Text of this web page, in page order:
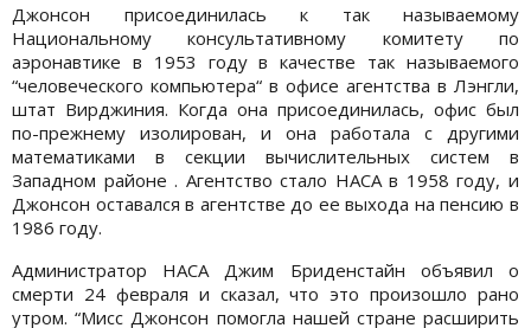
Джонсон присоединилась к так называемому
Национальному консультативному комитету по
аэронавтике в 1953 году в качестве так называемого
“человеческого компьютера“ в офисе агентства в Лэнгли,
штат Вирджиния. Когда она присоединилась, офис был
по-прежнему изолирован, и она работала с другими
математиками в секции вычислительных систем в
Западном районе . Агентство стало НАСА в 1958 году, и
Джонсон оставался в агентстве до ее выхода на пенсию в
1986 году.
Администратор НАСА Джим Бриденстайн объявил о
смерти 24 февраля и сказал, что это произошло рано
утром. “Мисс Джонсон помогла нашей стране расширить